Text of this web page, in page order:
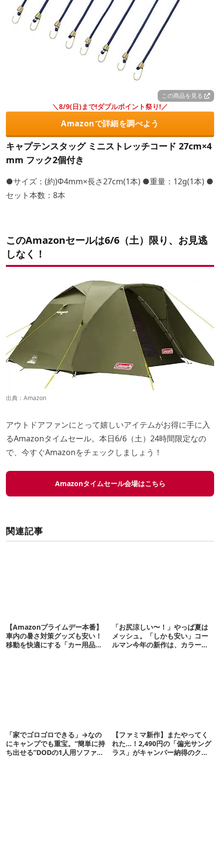
この商品を見る
＼8/9(日)まで!ダブルポイント祭り!／
Amazonで詳細を調べよう
キャプテンスタッグ ミニストレッチコード 27cm×4
mm フック2個付き
●サイズ：(約)Φ4mm×長さ27cm(1本) ●重量：12g(1本) ●
セット本数：8本
このAmazonセールは6/6（土）限り、お見逃
しなく！
出典： Amazon
アウトドアファンにとって嬉しいアイテムがお得に手に入
るAmazonタイムセール。本日6/6（土）24時間限定なの
で、今すぐAmazonをチェックしましょう！
Amazonタイムセール会場はこちら
関連記事
【Amazonプライムデー本番】
車内の暑さ対策グッズも安い！
移動を快適にする「カー用品」
「お尻涼しい〜！」やっぱ夏は
メッシュ。「しかも安い」コー
ルマン今年の新作は、カラーも
「家でゴロゴロできる」→なの
にキャンプでも重宝。“簡単に持
ち出せる”DODの1人用ソファが
【ファミマ新作】またやってく
れた…！2,490円の「偏光サング
ラス」がキャンパー納得のクオ